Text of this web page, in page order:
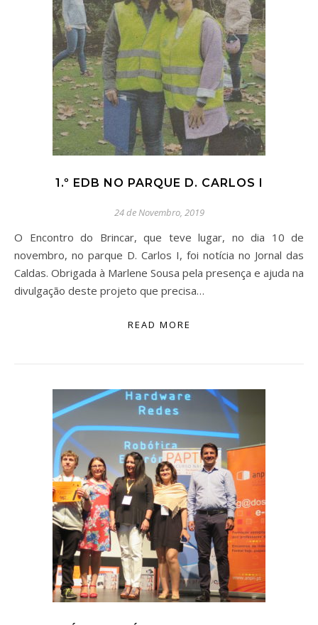
1.º EDB NO PARQUE D. CARLOS I
24 de Novembro, 2019
O Encontro do Brincar, que teve lugar, no dia 10 de
novembro, no parque D. Carlos I, foi notícia no Jornal das
Caldas. Obrigada à Marlene Sousa pela presença e ajuda na
divulgação deste projeto que precisa…
READ MORE